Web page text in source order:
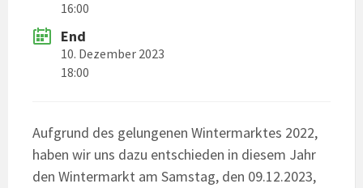
16:00
End
10. Dezember 2023
18:00
Aufgrund des gelungenen Wintermarktes 2022,
haben wir uns dazu entschieden in diesem Jahr
den Wintermarkt am Samstag, den 09.12.2023,